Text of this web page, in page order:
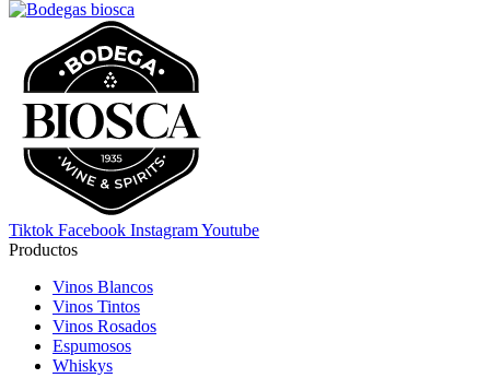
Tiktok Facebook InstagramYoutube
Productos
Vinos Blancos
Vinos Tintos
Vinos Rosados
Espumosos
Whiskys